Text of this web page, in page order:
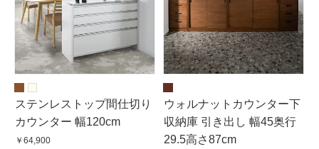
ステンレストップ間仕切り
カウンター 幅120cm
￥64,900
ウォルナットカウンター下
収納庫 引き出し 幅45奥行
29.5高さ87cm